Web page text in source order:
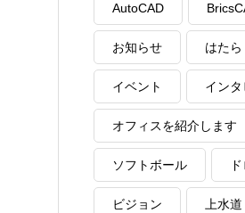
AutoCAD
お知らせ はたら
イベント イン
オフィスを紹介します
ソフトボール
ビジョン 上水道